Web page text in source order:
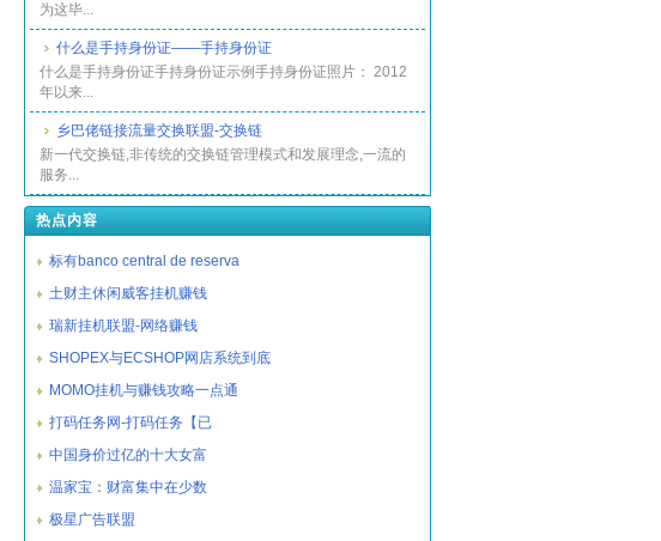
为这毕...
什么是手持身份证——手持身份证
什么是手持身份证手持身份证示例手持身份证照片： 2012
年以来...
乡巴佬链接流量交换联盟-交换链
新一代交换链,非传统的交换链管理模式和发展理念,一流的
服务...
热点内容
标有banco central de reserva
土财主休闲威客挂机赚钱
瑞新挂机联盟-网络赚钱
SHOPEX与ECSHOP网店系统到底
MOMO挂机与赚钱攻略一点通
打码任务网-打码任务【已
中国身价过亿的十大女富
温家宝：财富集中在少数
极星广告联盟